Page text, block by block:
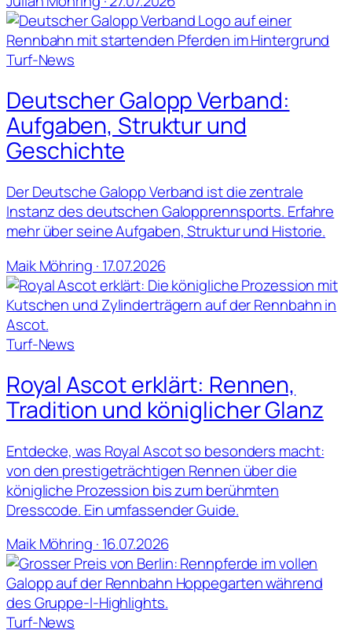
Turf-News
Deutscher Galopp Verband:
Aufgaben, Struktur und
Geschichte
Der Deutsche Galopp Verband ist die zentrale
Instanz des deutschen Galopprennsports. Erfahre
mehr über seine Aufgaben, Struktur und Historie.
Maik Möhring · 17.07.2026
Turf-News
Royal Ascot erklärt: Rennen,
Tradition und königlicher Glanz
Entdecke, was Royal Ascot so besonders macht:
von den prestigeträchtigen Rennen über die
königliche Prozession bis zum berühmten
Dresscode. Ein umfassender Guide.
Maik Möhring · 16.07.2026
Turf-News